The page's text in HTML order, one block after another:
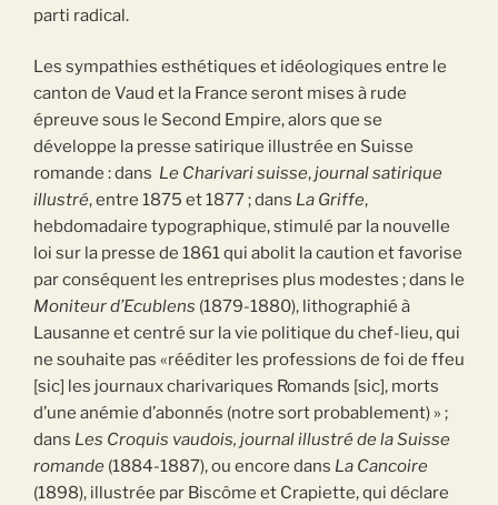
parti radical.
Les sympathies esthétiques et idéologiques entre le
canton de Vaud et la France seront mises à rude
épreuve sous le Second Empire, alors que se
développe la presse satirique illustrée en Suisse
romande : dans Le Charivari suisse,journalsatirique
illustré, entre 1875 et 1877 ; dans La Griffe,
hebdomadaire typographique, stimulé par la nouvelle
loi sur la presse de 1861 qui abolit la caution et favorise
par conséquent les entreprises plus modestes ; dans le
Moniteur d’Ecublens (1879-1880), lithographié à
Lausanne et centré sur la vie politique du chef-lieu, qui
ne souhaite pas «rééditer les professions de foi de ffeu
[sic] les journaux charivariques Romands [sic], morts
d’une anémie d’abonnés (notre sort probablement) » ;
dans Les Croquis vaudois, journal illustré de la Suisse
romande (1884-1887), ou encore dans La Cancoire
(1898), illustrée par Biscôme et Crapiette, qui déclare